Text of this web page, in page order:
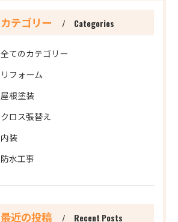
カテゴリー Categories
全てのカテゴリー
リフォーム
屋根塗装
クロス張替え
内装
防水工事
最近の投稿 Recent Posts